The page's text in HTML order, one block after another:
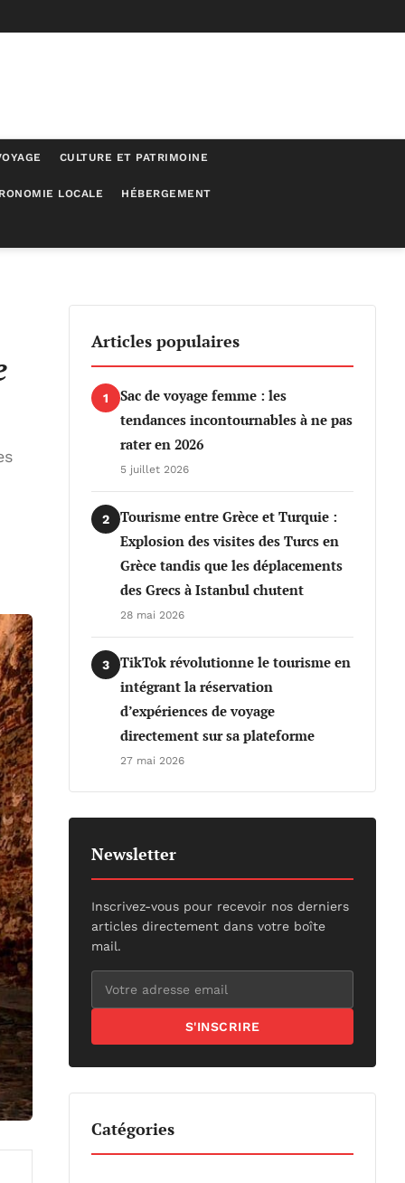
CULTURE ET PATRIMOINE
LOCALE HÉBERGEMENT
Articles populaires
1
Sac de voyage femme : les
tendances incontournables à ne pas
rater en 2026
5 juillet 2026
2
Tourisme entre Grèce et Turquie :
Explosion des visites des Turcs en
Grèce tandis que les déplacements
des Grecs à Istanbul chutent
28 mai 2026
3
TikTok révolutionne le tourisme en
intégrant la réservation
d’expériences de voyage
directement sur sa plateforme
27 mai 2026
Newsletter
Inscrivez-vous pour recevoir nos derniers
articles directement dans votre boîte
mail.
S'INSCRIRE
Catégories